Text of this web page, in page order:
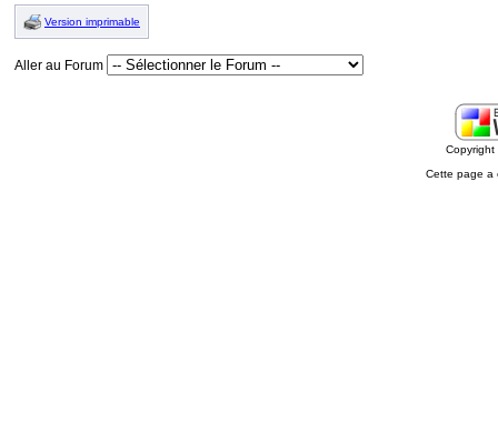
Version imprimable
Aller au Forum
Cette page a